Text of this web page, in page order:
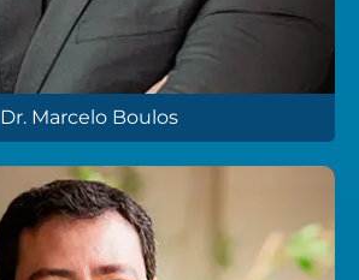
Dr. Marcelo Boulos